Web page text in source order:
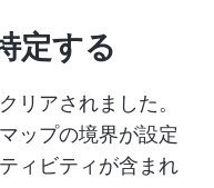
定する
リアされました。
ップの境界が設定
ィビティが含まれ